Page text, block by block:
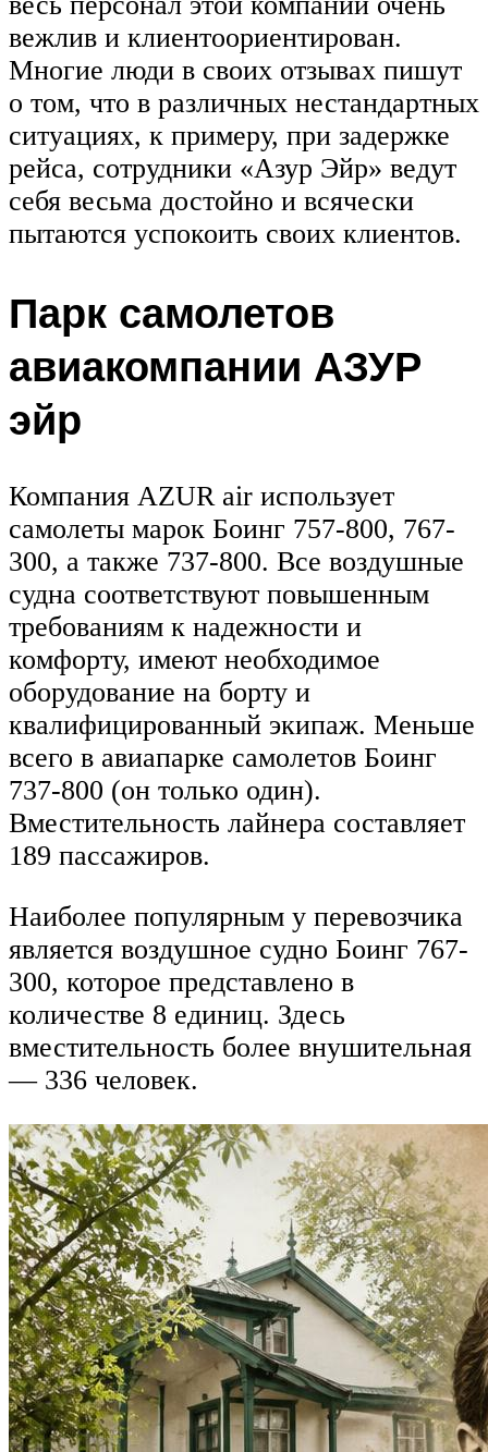
вежлив и клиентоориентирован.
Многие люди в своих отзывах пишут
о том, что в различных нестандартных
ситуациях, к примеру, при задержке
рейса, сотрудники «Азур Эйр» ведут
себя весьма достойно и всячески
пытаются успокоить своих клиентов.
Парк самолетов
авиакомпании АЗУР
эйр
Компания AZUR air использует
самолеты марок Боинг 757-800, 767-
300, а также 737-800. Все воздушные
судна соответствуют повышенным
требованиям к надежности и
комфорту, имеют необходимое
оборудование на борту и
квалифицированный экипаж. Меньше
всего в авиапарке самолетов Боинг
737-800 (он только один).
Вместительность лайнера составляет
189 пассажиров.
Наиболее популярным у перевозчика
является воздушное судно Боинг 767-
300, которое представлено в
количестве 8 единиц. Здесь
вместительность более внушительная
— 336 человек.